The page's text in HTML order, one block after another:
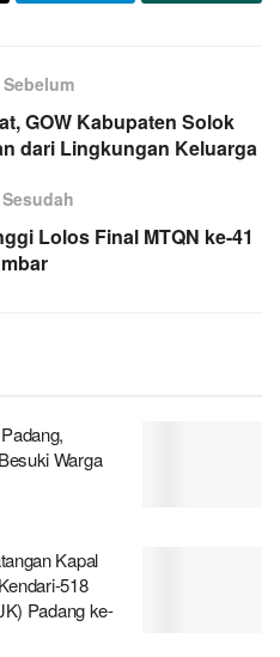
GOW Kabupaten Solok
dari Lingkungan Keluarga
Lolos Final MTQN ke-41
Warga
Kapal
518
Padang ke-